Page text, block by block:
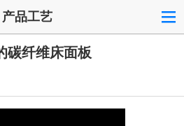
产品工艺
碳纤维床面板